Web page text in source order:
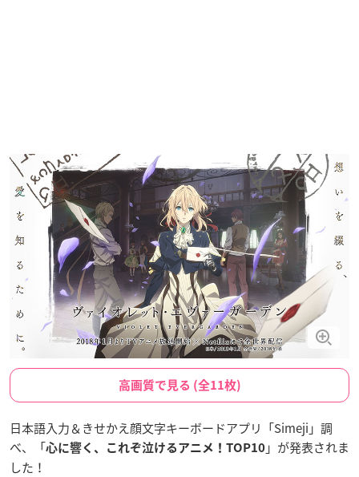
高画質で見る (全11枚)
日本語入力＆きせかえ顔文字キーボードアプリ「Simeji」調
べ、「心に響く、これぞ泣けるアニメ！TOP10 」が発表されま
した！